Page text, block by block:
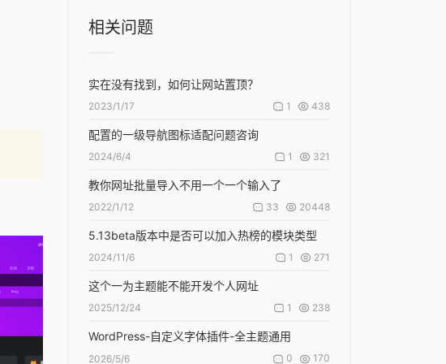
相关问题
实在没有找到，如何让网站置顶？
2023/1/17 1 438
配置的一级导航图标适配问题咨询
2024/6/4 1 321
教你网址批量导入不用一个一个输入了
2022/1/12 33 20448
5.13beta版本中是否可以加入热榜的模块类型
2024/11/6 1 271
这个一为主题能不能开发个人网址
2025/12/24 1 238
WordPress-自定义字体插件-全主题通用
2026/5/6 0 170